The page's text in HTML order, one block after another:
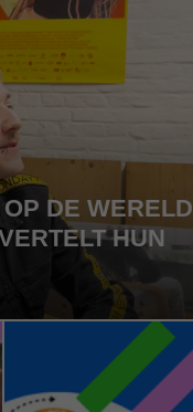
DE WERELD
HUN